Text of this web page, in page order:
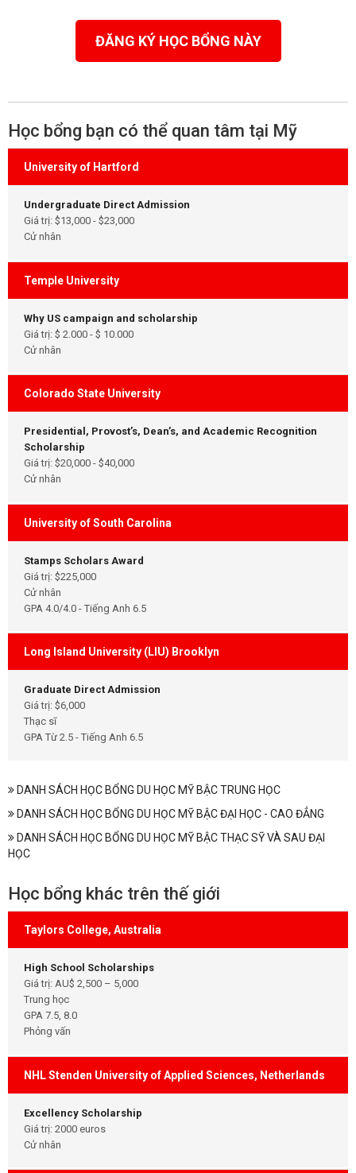
ĐĂNG KÝ HỌC BỔNG NÀY
Học bổng bạn có thể quan tâm tại Mỹ
University of Hartford
Undergraduate Direct Admission
Giá trị: $13,000 - $23,000
Cử nhân
Temple University
Why US campaign and scholarship
Giá trị: $ 2.000 - $ 10.000
Cử nhân
Colorado State University
Presidential, Provost’s, Dean’s, and Academic Recognition
Scholarship
Giá trị: $20,000 - $40,000
Cử nhân
University of South Carolina
Stamps Scholars Award
Giá trị: $225,000
Cử nhân
GPA 4.0/4.0 - Tiếng Anh 6.5
Long Island University (LIU) Brooklyn
Graduate Direct Admission
Giá trị: $6,000
Thạc sĩ
GPA Từ 2.5 - Tiếng Anh 6.5
DANH SÁCH HỌC BỔNG DU HỌC MỸ BẬC TRUNG HỌC
DANH SÁCH HỌC BỔNG DU HỌC MỸ BẬC ĐẠI HỌC - CAO ĐẲNG
DANH SÁCH HỌC BỔNG DU HỌC MỸ BẬC THẠC SỸ VÀ SAU ĐẠI
HỌC
Học bổng khác trên thế giới
Taylors College, Australia
High School Scholarships
Giá trị: AU$ 2,500 – 5,000
Trung học
GPA 7.5, 8.0
Phỏng vấn
NHL Stenden University of Applied Sciences, Netherlands
Excellency Scholarship
Giá trị: 2000 euros
Cử nhân